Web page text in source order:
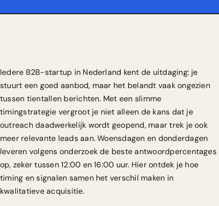
Iedere B2B-startup in Nederland kent de uitdaging: je
stuurt een goed aanbod, maar het belandt vaak ongezien
tussen tientallen berichten. Met een slimme
timingstrategie vergroot je niet alleen de kans dat je
outreach daadwerkelijk wordt geopend, maar trek je ook
meer relevante leads aan. Woensdagen en donderdagen
leveren volgens onderzoek de beste antwoordpercentages
op, zeker tussen 12:00 en 16:00 uur. Hier ontdek je hoe
timing en signalen samen het verschil maken in
kwalitatieve acquisitie.